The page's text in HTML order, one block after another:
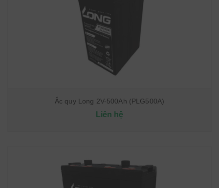
Ắc quy Long 2V-500Ah (PLG500A)
Liên hệ